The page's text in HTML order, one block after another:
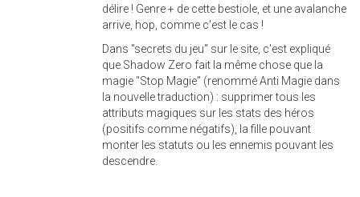
délire ! Genre + de cette bestiole, et une avalanche
arrive, hop, comme c'est le cas !
Dans "secrets du jeu" sur le site, c'est expliqué
que Shadow Zero fait la même chose que la
magie "Stop Magie" (renommé Anti Magie dans
la nouvelle traduction) : supprimer tous les
attributs magiques sur les stats des héros
(positifs comme négatifs), la fille pouvant
monter les statuts ou les ennemis pouvant les
descendre.